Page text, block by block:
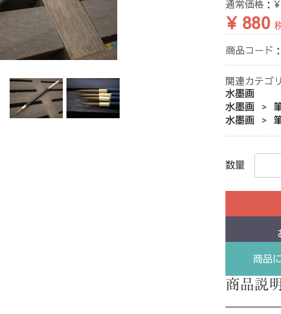
通常価格：
¥ 880
商品コード：
関連カテゴリ
水墨画
水墨画
水墨画
数量
商品
商品説